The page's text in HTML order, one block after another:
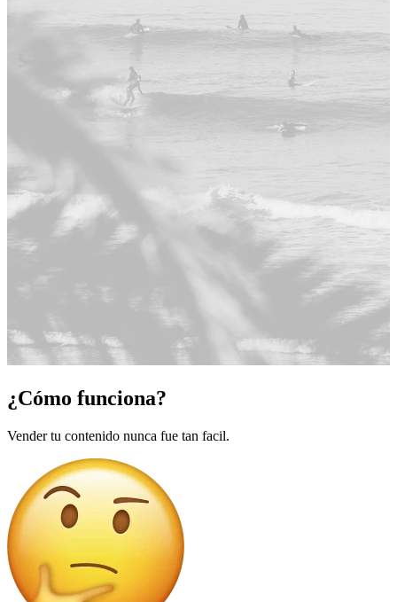
¿Cómo funciona?
Vender tu contenido nunca fue tan facil.